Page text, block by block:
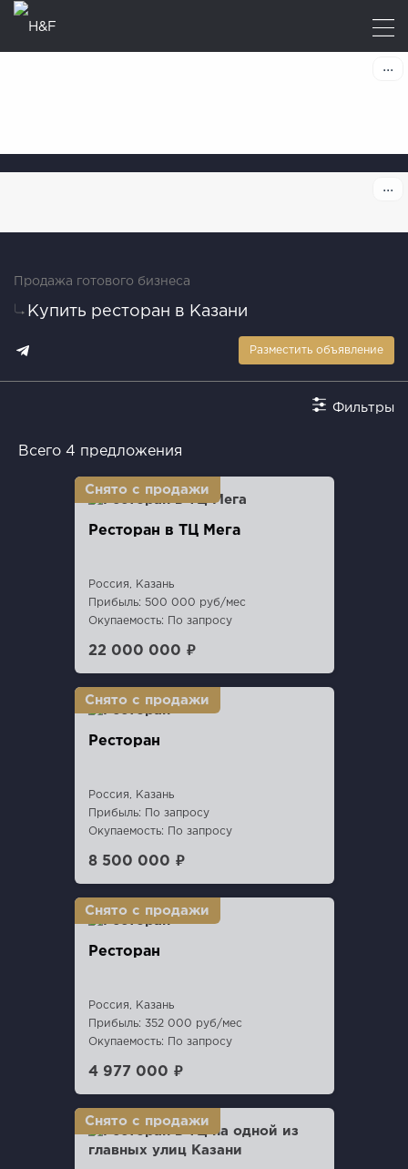
Продажа готового бизнеса
Купить ресторан в Казани
Разместить объявление
Фильтры
Всего 4 предложения
Ресторан в ТЦ Мега
Россия, Казань
Прибыль: 500 000 руб/мес
Окупаемость: По запросу
22 000 000 ₽
Ресторан
Россия, Казань
Прибыль: По запросу
Окупаемость: По запросу
8 500 000 ₽
Ресторан
Россия, Казань
Прибыль: 352 000 руб/мес
Окупаемость: По запросу
4 977 000 ₽